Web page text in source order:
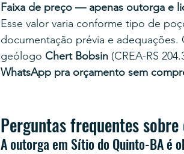
Faixa de preço — apenas outorga e
Esse valor varia conforme tipo de
documentação prévia e
geólogo Chert Bobsin (CREA-RS
WhatsApp pra orçamento sem
Perguntas frequentes
A outorga em Sítio do Quinto-BA é